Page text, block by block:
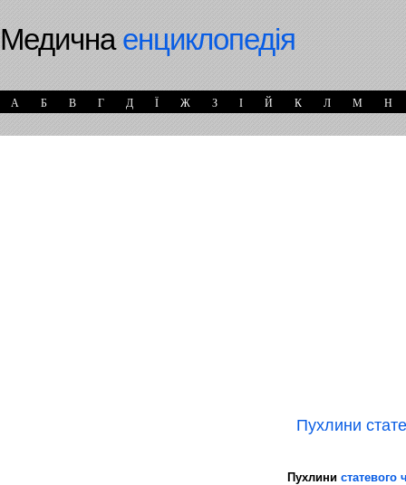
Медичнаенциклопедія
А Б В Г Д Ї Ж З І Й К Л М Н
Пухлини
Пухлини статевого